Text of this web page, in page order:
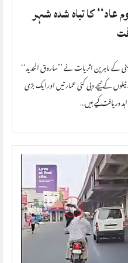
عاد‘‘ کا تباہ شدہ شہر
کے ماہرین اثریات نے ’’ساروق الحدید‘‘
کے نیچے دبی کئی عمارتیں اورایک بڑی
دریافت کیے ہیں…